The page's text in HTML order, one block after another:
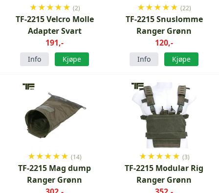
★★★★★ (2)
TF-2215 Velcro Molle
Adapter Svart
191,-
Info Kjøpe
★★★★★ (22)
TF-2215 Snuslomme
Ranger Grønn
120,-
Info Kjøpe
★★★★★ (14)
TF-2215 Mag dump
Ranger Grønn
★★★★★ (3)
TF-2215 Modular Rig
Ranger Grønn